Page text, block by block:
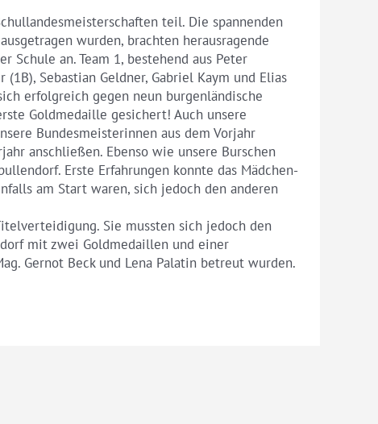
teil. Die spannenden
wurden, brachten herausragende
Schule an. Team 1, bestehend aus Peter
Sebastian Geldner, Gabriel Kaym und Elias
erfolgreich gegen neun burgenländische
Goldmedaille gesichert! Auch unsere
Bundesmeisterinnen aus dem Vorjahr
anschließen. Ebenso wie unsere Burschen
Erste Erfahrungen konnte das Mädchen-
am Start waren, sich jedoch den anderen
Sie mussten sich jedoch den
mit zwei Goldmedaillen und einer
Gernot Beck und Lena Palatin betreut wurden.